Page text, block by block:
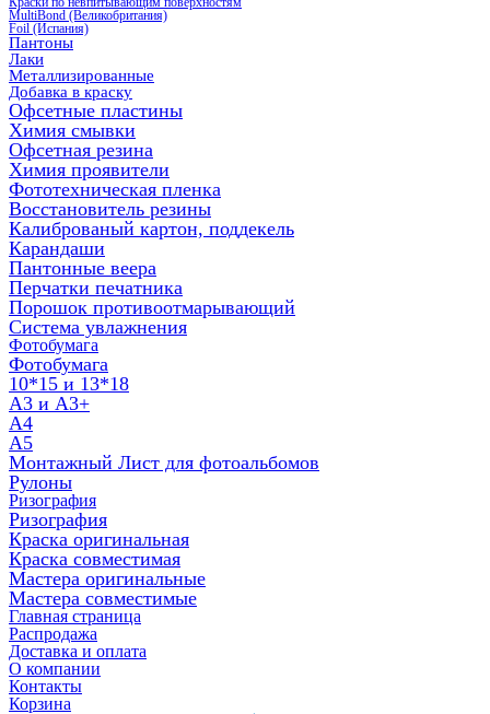
MultiBond (Великобритания)
Foil (Испания)
Пантоны
Лаки
Металлизированные
Добавка в краску
Офсетные пластины
Химия смывки
Офсетная резина
Химия проявители
Фототехническая пленка
Восстановитель резины
Калиброваный картон, поддекель
Карандаши
Пантонные веера
Перчатки печатника
Порошок противоотмарывающий
Система увлажнения
Фотобумага
Фотобумага
10*15 и 13*18
A3 и А3+
А4
А5
Монтажный Лист для фотоальбомов
Рулоны
Ризография
Ризография
Краска оригинальная
Краска совместимая
Мастера оригинальные
Мастера совместимые
Главная страница
Распродажа
Доставка и оплата
О компании
Контакты
Корзина